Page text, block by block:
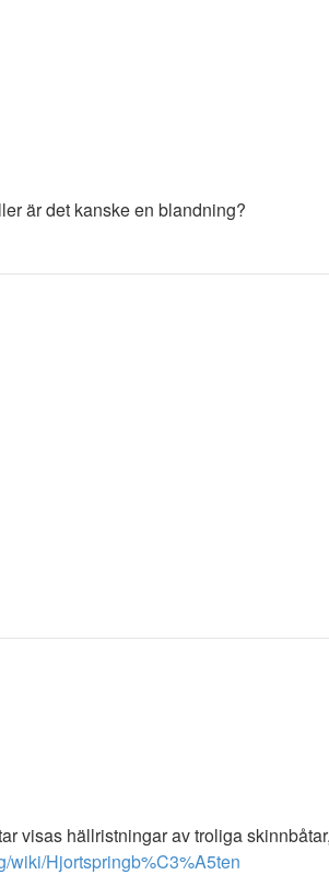
är det kanske en blandning?
visas hällristningar av troliga
wiki/Hjortspringb%C3%A5ten